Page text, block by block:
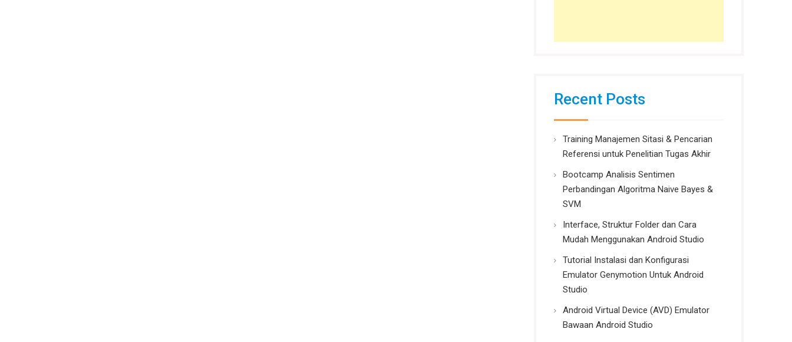
Recent Posts
Training Manajemen Sitasi & Pencarian
Referensi untuk Penelitian Tugas Akhir
Bootcamp Analisis Sentimen
Perbandingan Algoritma Naive Bayes &
SVM
Interface, Struktur Folder dan Cara
Mudah Menggunakan Android Studio
Tutorial Instalasi dan Konfigurasi
Emulator Genymotion Untuk Android
Studio
Android Virtual Device (AVD) Emulator
Bawaan Android Studio